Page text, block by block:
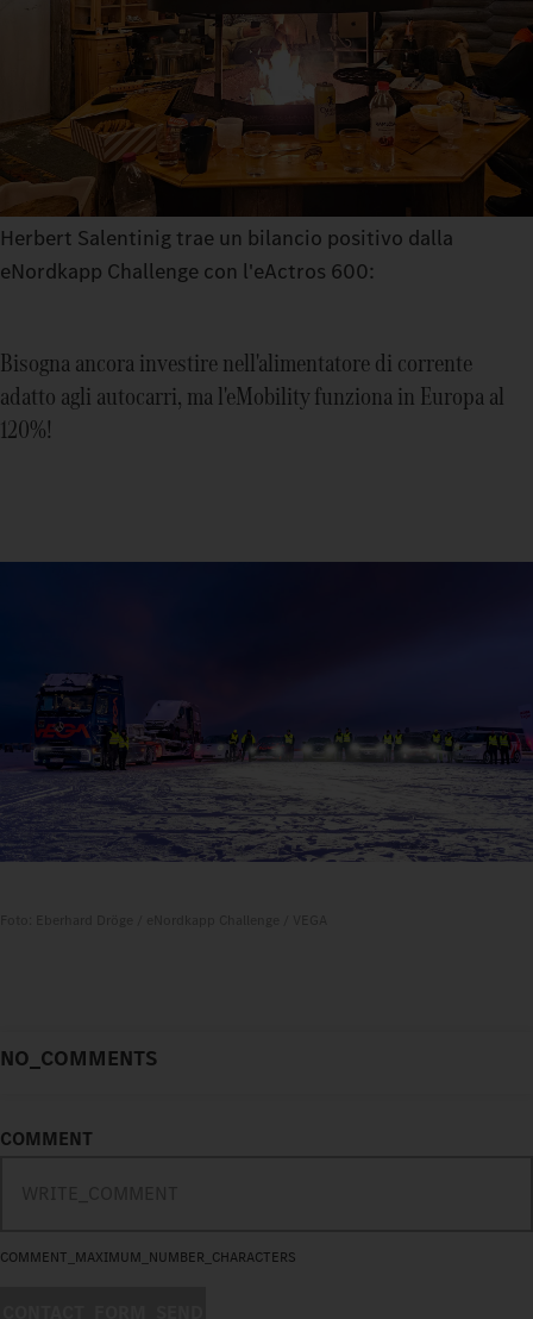
Herbert Salentinig trae un bilancio positivo dalla
eNordkapp Challenge con l'eActros 600:
Bisogna ancora investire nell'alimentatore di corrente
adatto agli autocarri, ma l'eMobility funziona in Europa al
120%!
NO_COMMENTS
COMMENT
COMMENT_MAXIMUM_NUMBER_CHARACTERS